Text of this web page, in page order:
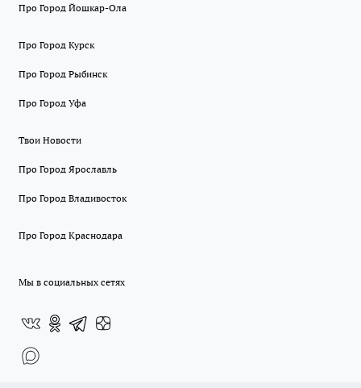
Про Город Йошкар-Ола
Про Город Курск
Про Город Рыбинск
Про Город Уфа
Твои Новости
Про Город Ярославль
Про Город Владивосток
Про Город Краснодара
Мы в социальных сетях